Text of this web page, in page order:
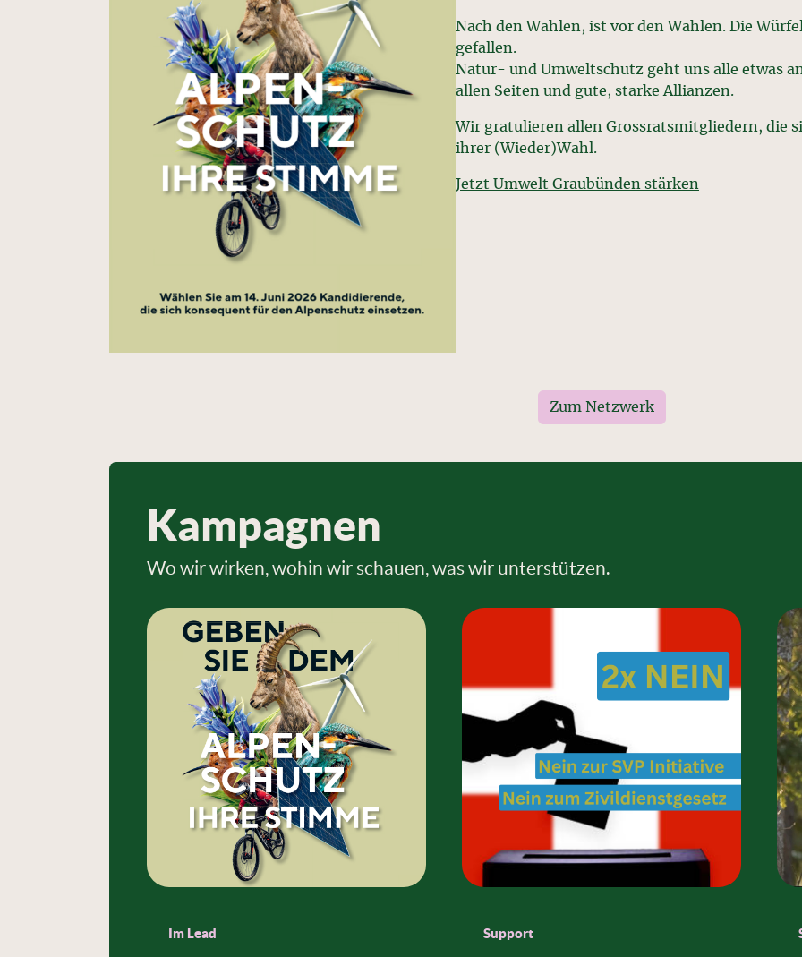
Nach den Wahlen, ist vor den Wahlen. Die
gefallen.
Natur- und Umweltschutz geht uns alle etwas
allen Seiten und gute, starke Allianzen.
Wir gratulieren allen Grossratsmitgliedern, die
ihrer (Wieder)Wahl.
Jetzt Umwelt Graubünden stärken
Zum Netzwerk
Kampagnen
Wo wir wirken, wohin wir schauen, was wir unterstützen.
Im Lead Support